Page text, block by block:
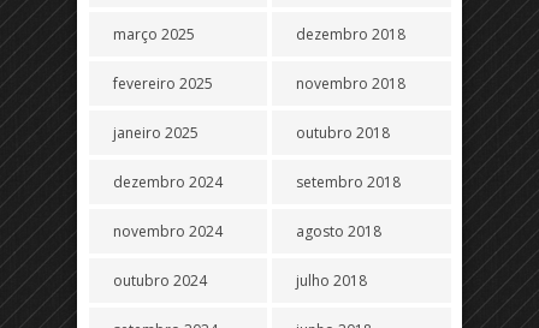
março 2025
fevereiro 2025
janeiro 2025
dezembro 2024
novembro 2024
outubro 2024
dezembro 2018
novembro 2018
outubro 2018
setembro 2018
agosto 2018
julho 2018